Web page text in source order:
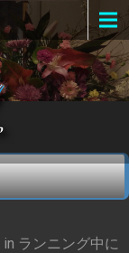
in ランニング中に